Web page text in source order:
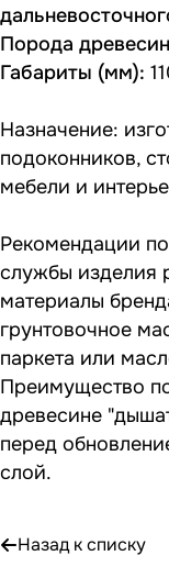
Порода
Габариты (мм):
Назначение:
подоконников,
мебели и
Рекомендации
службы изделия
материалы
грунтовочное
паркета или
Преимущество
древесине
перед
слой.
Назад к списку